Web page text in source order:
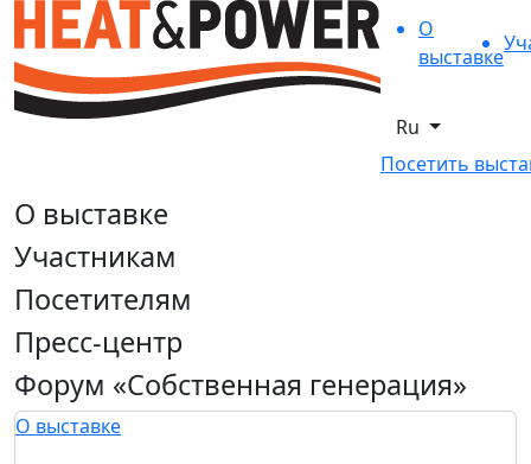
О
выставке
Ru
Посетить
О выставке
Участникам
Посетителям
Пресс-центр
Форум «Собственная генерация»
О выставке